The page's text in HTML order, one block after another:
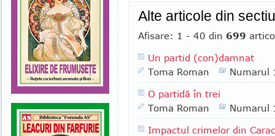
Alte articole din
Afisare: 1 - 40 din 699
Un partid (con)damnat
Toma Roman
Numarul
O partidă în trei
Toma Roman
Numarul
Impactul crimelor din